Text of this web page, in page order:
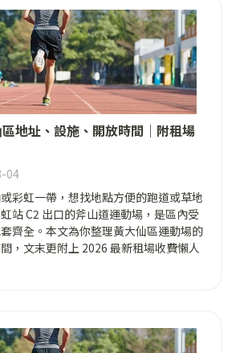
區地址、設施、開放時間｜附租場
04
彩虹一帶，想找地點方便的跑道或草地
站 C2 出口的斧山道運動場，是區內受
齊全。本文為你整理黃大仙區運動場的
，文末更附上 2026 最新租場收費懶人